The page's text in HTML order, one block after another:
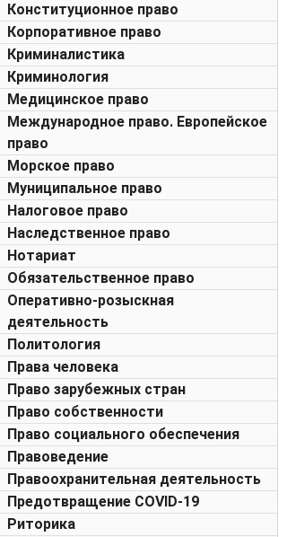
Конституционное право
Корпоративное право
Криминалистика
Криминология
Медицинское право
Международное право. Европейское
право
Морское право
Муниципальное право
Налоговое право
Наследственное право
Нотариат
Обязательственное право
Оперативно-розыскная
деятельность
Политология
Права человека
Право зарубежных стран
Право собственности
Право социального обеспечения
Правоведение
Правоохранительная деятельность
Предотвращение COVID-19
Риторика